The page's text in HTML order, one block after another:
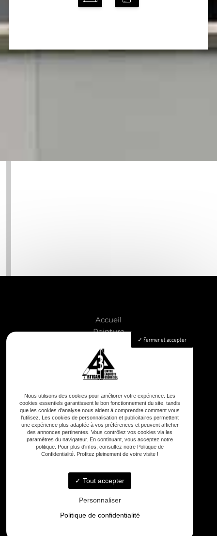
Accueil
Peinture
Aménagement intérieur
Isolation
Pose de revêtements sols & murs
Nettoyage façade & toiture
Contact
Lundi - Samedi : 8h - 12h / 13h30 - 18h30
Fermer et accepter
Nous utilisons des cookies pour améliorer votre expérience. Les
cookies essentiels garantissent le bon fonctionnement du site, tandis
que les cookies d'analyse nous aident à comprendre comment vous
l'utilisez. Les cookies de personnalisation et publicitaires permettent
une expérience plus adaptée à vos préférences et peuvent afficher
des annonces pertinentes. Vous contrôlez vos cookies via les
paramètres du navigateur. En continuant, vous acceptez notre
politique. Pour plus d'infos, consultez notre Politique de
Confidentialité. Profitez pleinement de votre visite !
Tout accepter
Personnaliser
Politique de confidentialité